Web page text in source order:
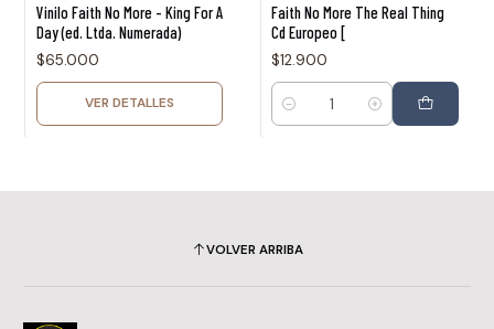
Vinilo Faith No More - King For A
Day (ed. Ltda. Numerada)
$65.000
VER DETALLES
Faith No More The Real Thing
Cd Europeo [
$12.900
Cantidad
VOLVER ARRIBA